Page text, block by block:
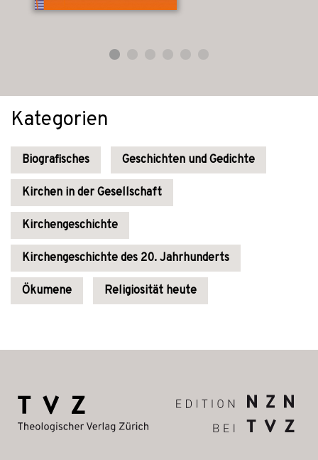
Kategorien
Biografisches Geschichten und Gedichte
Kirchen in der Gesellschaft
Kirchengeschichte
Kirchengeschichte des 20. Jahrhunderts
Ökumene Religiosität heute